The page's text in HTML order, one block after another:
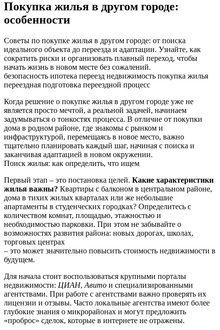
Покупка жилья в другом городе:
особенности
Советы по покупке жилья в другом городе: от поиска
идеального объекта до переезда и адаптации. Узнайте, как
сократить риски и организовать плавный переход, чтобы
начать жизнь в новом месте без сожалений.
безопасность ипотека переезд недвижимость покупка жилья
переездная подготовка переездной процесс
Когда решение о покупке жилья в другом городе уже не
является просто мечтой, а реальной задачей, начинаем
задумываться о тонкостях процесса. В отличие от покупки
дома в родном районе, где знакомы с рынком и
инфраструктурой, перемещаясь в новое место, важно
тщательно планировать каждый шаг, начиная с поиска и
заканчивая адаптацией в новом окружении.
Поиск жилья: как определить, что ищем
Первый этап – это постановка целей. Какие характеристики
жилья важны? Квартиры с балконом в центральном районе,
дома в тихих жилых кварталах или же небольшие
апартаменты в студенческих городках? Определитесь с
количеством комнат, площадью, этажностью и
необходимостью парковки. При этом не забывайте о
возможностях развития района: новых дорогах, школах,
торговых центрах
– это может значительно повысить стоимость недвижимости в
будущем.
Для начала стоит воспользоваться крупными порталы
недвижимости: ЦИАН, Авито и специализированными
агентствами. При работе с агентствами важно проверять их
лицензии и отзывы. Часто локальные агентства имеют более
глубокие знания о микрорайонах и могут предложить
«проброс» сделок, которые в интернете не отражены.